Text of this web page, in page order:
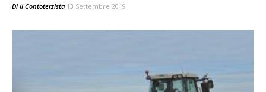
Di Il Contoterzista 13 Settembre 2019